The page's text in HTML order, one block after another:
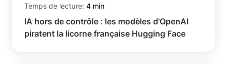
Temps de lecture: 4 min
IA hors de contrôle : les modèles d'OpenAI
piratent la licorne française Hugging Face